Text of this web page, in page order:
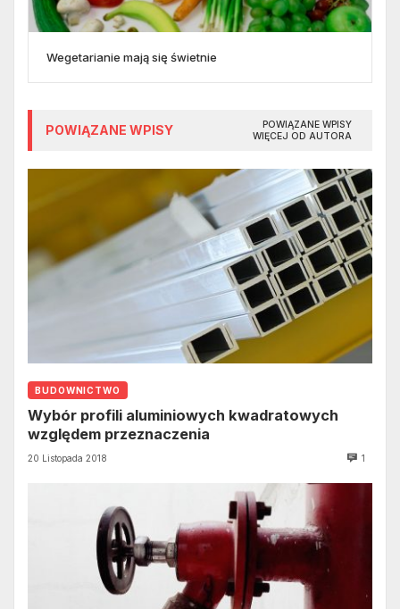
Wegetarianie mają się świetnie
POWIĄZANE WPISY
POWIĄZANE WPISY
WIĘCEJ OD AUTORA
BUDOWNICTWO
Wybór profili aluminiowych kwadratowych
względem przeznaczenia
20 Listopada 2018 1